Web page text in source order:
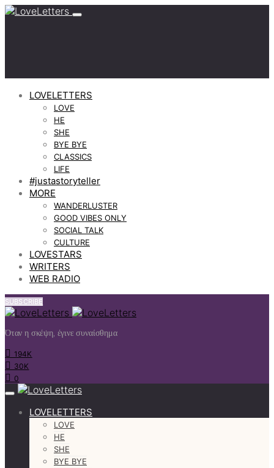
LOVELETTERS
LOVE
HE
SHE
BYE BYE
CLASSICS
LIFE
#justastoryteller
MORE
WANDERLUSTER
GOOD VIBES ONLY
SOCIAL TALK
CULTURE
LOVESTARS
WRITERS
WEB RADIO
SUBSCRIBE
Όταν η σκέψη, έγινε συναίσθημα
194K
30K
0
LOVELETTERS
LOVE
HE
SHE
BYE BYE